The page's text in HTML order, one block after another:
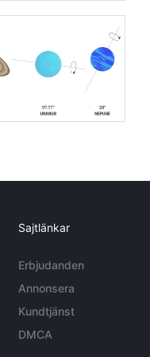
Sajtlänkar
Erbjudanden
Annonsera
Kundtjänst
DMCA